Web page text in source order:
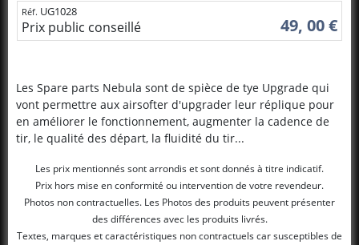
Réf. UG1028
Prix public conseillé 49, 00 €
Les Spare parts Nebula sont de spièce de tye Upgrade qui
vont permettre aux airsofter d'upgrader leur réplique pour
en améliorer le fonctionnement, augmenter la cadence de
tir, le qualité des départ, la fluidité du tir...
Les prix mentionnés sont arrondis et sont donnés à titre indicatif.
Prix hors mise en conformité ou intervention de votre revendeur.
Photos non contractuelles. Les Photos des produits peuvent présenter
des différences avec les produits livrés.
Textes, marques et caractéristiques non contractuels car susceptibles de